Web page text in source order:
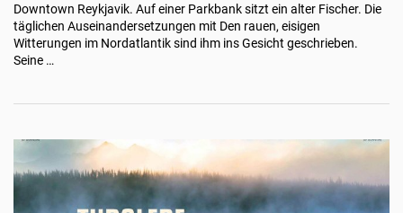
Downtown Reykjavik. Auf einer Parkbank sitzt ein alter Fischer. Die
täglichen Auseinandersetzungen mit Den rauen, eisigen
Witterungen im Nordatlantik sind ihm ins Gesicht geschrieben.
Seine …